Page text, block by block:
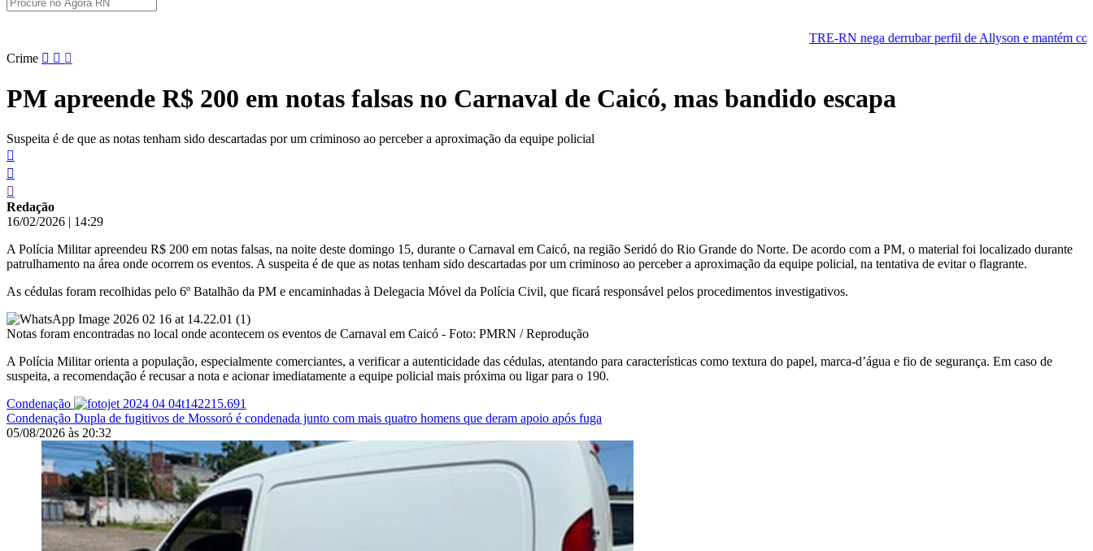
TRE-RN nega derrubar perfil de Allyson e mantém cobertura da convenção
Pular
conteúdo
Crime
PM apreende R$ 200 em notas falsas no Carnaval de Caicó, mas bandido escapa
Suspeita é de que as notas tenham sido descartadas por um criminoso ao perceber a aproximação da equipe policial
Redação
16/02/2026 | 14:29
A Polícia Militar apreendeu R$ 200 em notas falsas, na noite deste domingo 15, durante o Carnaval em Caicó, na região Seridó do Rio Grande do Norte. De acordo com a PM, o material foi localizado durante
patrulhamento na área onde ocorrem os eventos. A suspeita é de que as notas tenham sido descartadas por um criminoso ao perceber a aproximação da equipe policial, na tentativa de evitar o flagrante.
As cédulas foram recolhidas pelo 6º Batalhão da PM e encaminhadas à Delegacia Móvel da Polícia Civil, que ficará responsável pelos procedimentos investigativos.
Notas foram encontradas no local onde acontecem os eventos de Carnaval em Caicó - Foto: PMRN / Reprodução
A Polícia Militar orienta a população, especialmente comerciantes, a verificar a autenticidade das cédulas, atentando para características como textura do papel, marca-d’água e fio de segurança. Em caso de
suspeita, a recomendação é recusar a nota e acionar imediatamente a equipe policial mais próxima ou ligar para o 190.
Condenação
Condenação Dupla de fugitivos de Mossoró é condenada junto com mais quatro homens que deram apoio após fuga
05/08/2026 às 20:32